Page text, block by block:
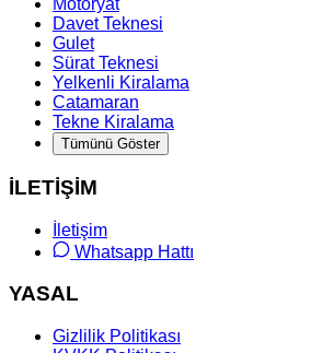
Motoryat
Davet Teknesi
Gulet
Sürat Teknesi
Yelkenli Kiralama
Catamaran
Tekne Kiralama
Tümünü Göster
İLETİŞİM
İletişim
Whatsapp Hattı
YASAL
Gizlilik Politikası